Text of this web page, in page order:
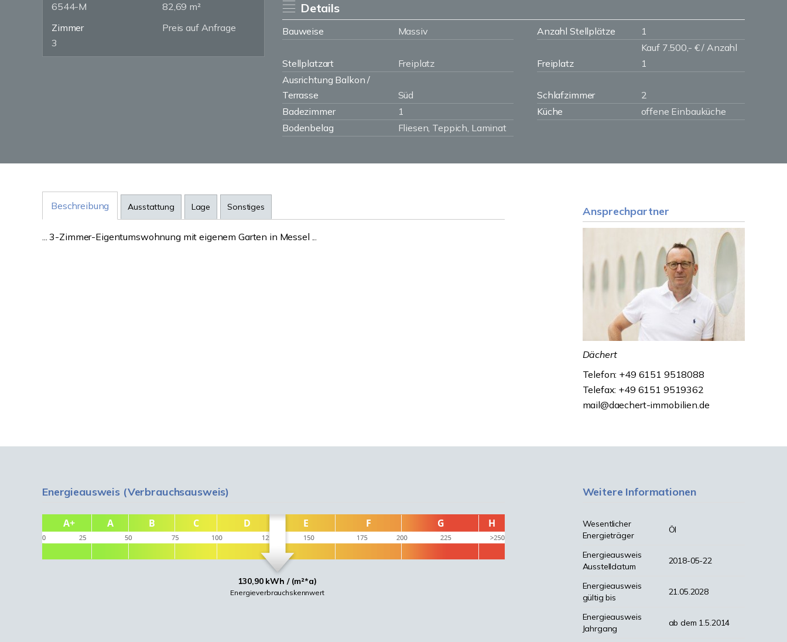
6544-M
82,69 m²
Zimmer
3
Preis auf Anfrage
Details
Bauweise Massiv Anzahl Stellplätze 1
Stellplatzart Freiplatz Freiplatz
Kauf 7.500,- € / Anzahl
1
Ausrichtung Balkon /
Terrasse
Süd Schlafzimmer
2
Badezimmer
1 Küche
offene Einbauküche
Bodenbelag
Fliesen, Teppich, Laminat
Beschreibung Ausstattung Lage Sonstiges
... 3-Zimmer-Eigentumswohnung mit eigenem Garten in Messel ...
Ansprechpartner
Dächert
Telefon: +49 6151 9518088
Telefax: +49 6151 9519362
mail@daechert-immobilien.de
Energieausweis (Verbrauchsausweis)
130,90 kWh / (m²*a)
Energieverbrauchskennwert
Weitere Informationen
Wesentlicher
Energieträger
Öl
Energieausweis
Ausstelldatum
2018-05-22
Energieausweis
gültig bis
21.05.2028
Energieausweis
Jahrgang
ab dem 1.5.2014